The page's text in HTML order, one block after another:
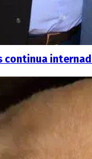
continua